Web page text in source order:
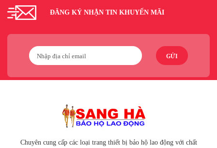
ĐĂNG KÝ NHẬN TIN KHUYẾN MÃI
GỬI
Chuyên cung cấp các loại trang thiết bị bảo hộ lao động với chất